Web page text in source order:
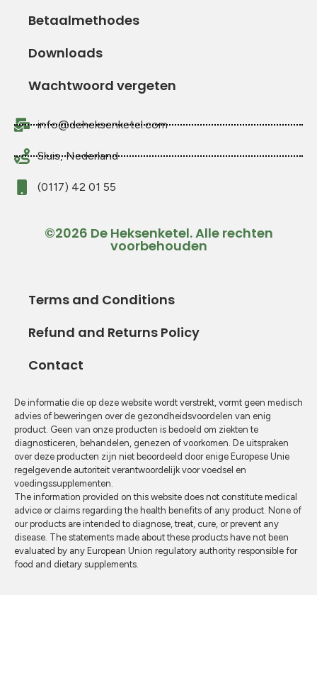
Betaalmethodes
Downloads
Wachtwoord vergeten
info@deheksenketel.com
Sluis, Nederland
(0117) 42 01 55
©2026 De Heksenketel. Alle rechten
voorbehouden
Terms and Conditions
Refund and Returns Policy
Contact
De informatie die op deze website wordt verstrekt, vormt geen medisch
advies of beweringen over de gezondheidsvoordelen van enig
product. Geen van onze producten is bedoeld om ziekten te
diagnosticeren, behandelen, genezen of voorkomen. De uitspraken
over deze producten zijn niet beoordeeld door enige Europese Unie
regelgevende autoriteit verantwoordelijk voor voedsel en
voedingssupplementen.
The information provided on this website does not constitute medical
advice or claims regarding the health benefits of any product. None of
our products are intended to diagnose, treat, cure, or prevent any
disease. The statements made about these products have not been
evaluated by any European Union regulatory authority responsible for
food and dietary supplements.